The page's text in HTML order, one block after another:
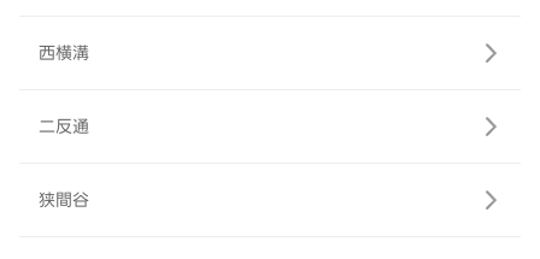
西横溝
二反通
狭間谷